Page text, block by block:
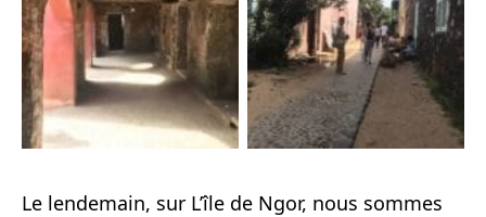
Le lendemain, sur L’île de Ngor, nous sommes